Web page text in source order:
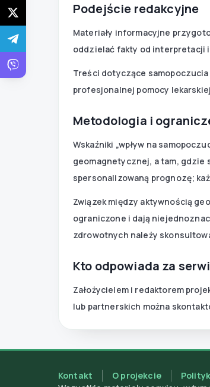
Podejście redakcyjne
Materiały informacyjne
oddzielać fakty od interpretacji
Treści dotyczące
profesjonalnej pomocy
Metodologia i
Wskaźniki „wpływ na
geomagnetycznej, a tam, gdzie
spersonalizowaną prognozę;
Związek między aktywnością
ograniczone i dają
zdrowotnych należy
Kto odpowiada za
Założycielem i redaktorem
lub partnerskich można
Kontakt O projekcie